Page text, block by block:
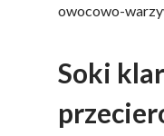
owocowo-
Soki